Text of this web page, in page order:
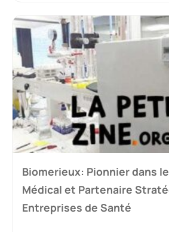
Biomerieux: Pionnier dans
Médical et Partenaire
Entreprises de Santé